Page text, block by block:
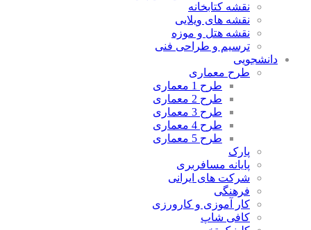
نقشه کتابخانه
نقشه های ویلایی
نقشه هتل و موزه
ترسیم و طراحی فنی
دانشجویی
طرح معماری
طرح 1 معماری
طرح 2 معماری
طرح 3 معماری
طرح 4 معماری
طرح 5 معماری
پارک
پایانه مسافربری
شرکت های ایرانی
فرهنگی
کار آموزی و کارورزی
کافی شاپ